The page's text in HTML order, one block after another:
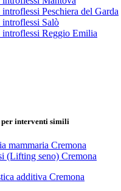
Peschiera del Garda
Salò
introflessi Reggio Emilia
interventi simili
mammaria Cremona
(Lifting seno) Cremona
additiva Cremona